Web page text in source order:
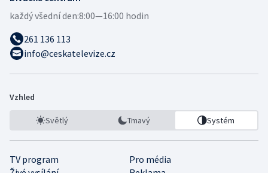
každý všední den:8:00—16:00 hodin
261 136 113
info@ceskatelevize.cz
Vzhled
Světlý Tmavý Systém
TV program
Pro média